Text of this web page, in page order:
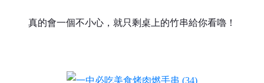
真的會一個不小心，就只剩桌上的竹串給你看嚕！